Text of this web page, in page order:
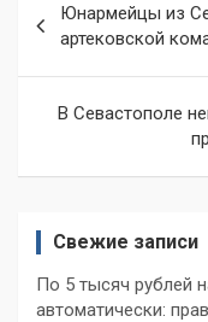
по
записям
Юнармейцы из
артековской
В Севастополе
Свежие записи
По 5 тысяч рублей
автоматически: